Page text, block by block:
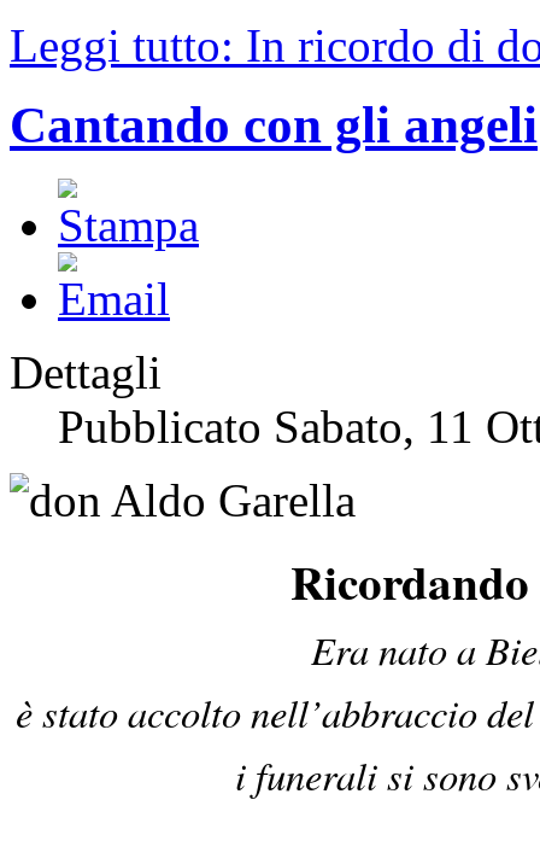
Leggi tutto: In ricordo di
Cantando con gli angeli
Dettagli
Pubblicato Sabato, 11
Era nato a
è stato accolto nell’abbraccio
i funerali si sono